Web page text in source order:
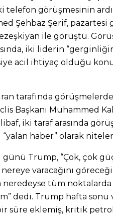
telefon görüşmesinin
Şehbaz Şerif, pazartesi
ile görüştü.
iki liderin
acil ihtiyaç olduğu
tarafında
Başkanı Muhammed
iki taraf arasında
“yalan haber” olarak
günü Trump, “Çok, çok
varacağını
neredeyse tüm noktalarda
dedi. Trump hafta
süre eklemiş, kritik